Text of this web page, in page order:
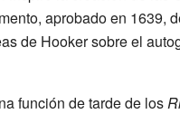
aprobado en 1639,
de Hooker sobre el
función de tarde de los